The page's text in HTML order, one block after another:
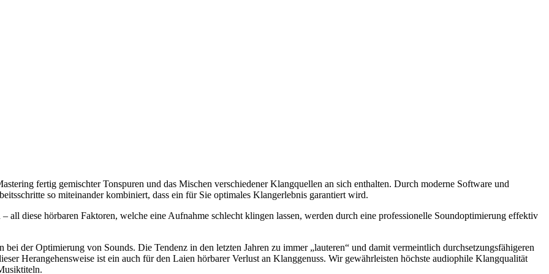
fertig gemischter Tonspuren und das Mischen verschiedener Klangquellen an sich enthalten. Durch moderne Software und
so miteinander kombiniert, dass ein für Sie optimales Klangerlebnis garantiert wird.
all diese hörbaren Faktoren, welche eine Aufnahme schlecht klingen lassen, werden durch eine professionelle Soundoptimierung effektiv
der Optimierung von Sounds. Die Tendenz in den letzten Jahren zu immer „lauteren“ und damit vermeintlich durchsetzungsfähigeren
Herangehensweise ist ein auch für den Laien hörbarer Verlust an Klanggenuss. Wir gewährleisten höchste audiophile Klangqualität